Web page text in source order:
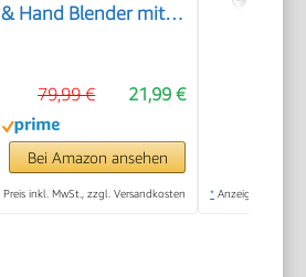
& Hand Blender mit 2
Spülmaschinenfest,
Food Processor für
Babynahrung,
Smoothies & Suppen
21,99 €
79,99 €
Bei Amazon ansehen
Preis inkl. MwSt., zzgl. Versandkosten * Anzeige